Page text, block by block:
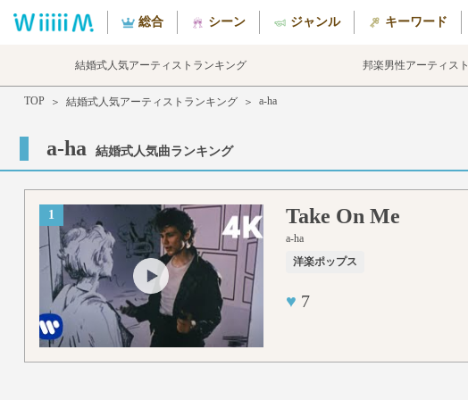
総合 シーン ジャンル キーワード
結婚式人気アーティストランキング 邦楽男性アーティスト
TOP ＞ 結婚式人気アーティストランキング ＞ a-ha
a-ha 結婚式人気曲ランキング
1 Take On Me
a-ha
洋楽ポップス
♥ 7